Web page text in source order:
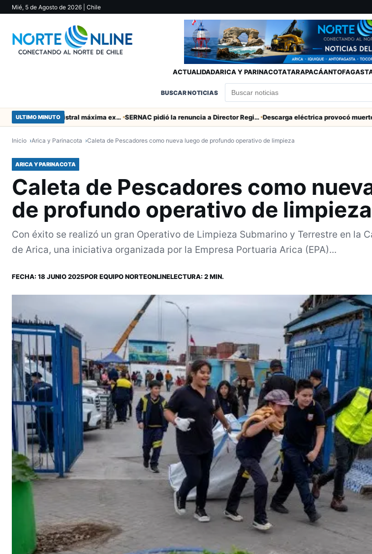
Mié, 5 de Agosto de 2026 | Chile
ACTUALIDADARICA Y PARINACOTATARAPACÁ
BUSCAR NOTICIAS
ULTIMO MINUTO Murió tacneña Charito Mistral máxima exponente de la música criolla durante 50 años SERNAC pidió la renuncia a Director Regional (s) de Arica por contratar solo a militantes del Gobierno Descarga eléctrica provocó
Inicio Arica y Parinacota Caleta de Pescadores como nueva luego de profundo operativo de limpieza
ARICA Y PARINACOTA
Caleta de Pescadores como
de profundo operativo de limpieza
Con éxito se realizó un gran Operativo de Limpieza Submarino y Terrestre en la
de Arica, una iniciativa organizada por la Empresa Portuaria Arica (EPA)...
FECHA: 18 JUNIO 2025POR EQUIPO NORTEONLINELECTURA: 2 MIN.